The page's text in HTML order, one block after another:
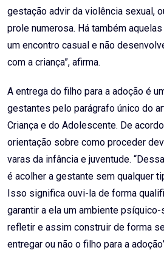
gestação advir da violência sexual,
prole numerosa. Há também
um encontro casual e não
com a criança”, afirma.
A entrega do filho para a adoção é
gestantes pelo parágrafo único do
Criança e do Adolescente. De
orientação sobre como proceder
varas da infância e juventude.
é acolher a gestante sem qualquer
Isso significa ouvi-la de forma
garantir a ela um ambiente
refletir e assim construir de forma
entregar ou não o filho para a